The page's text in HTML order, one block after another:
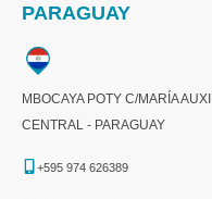
PARAGUAY
MBOCAYA POTY C/MARÍA
CENTRAL - PARAGUAY
+595 974 626389